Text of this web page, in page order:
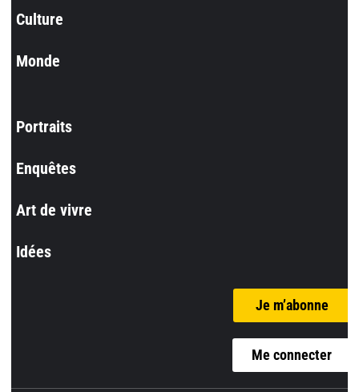
Culture
Monde
Portraits
Enquêtes
Art de vivre
Idées
Je m’abonne
Me connecter